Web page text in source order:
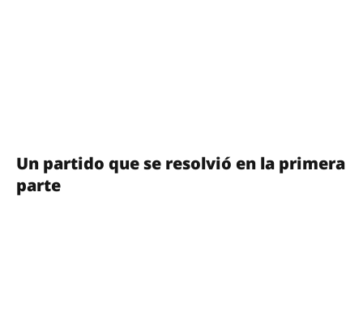
Un partido que se resolvió en la primera
parte